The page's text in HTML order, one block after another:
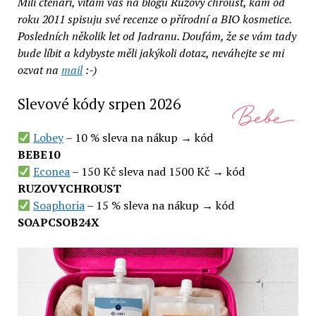
roku 2011 spisuju své recenze opřírodní a BIO kosmetice.
Posledních několik let od Jadranu. Doufám, že se vám tady
bude líbit a kdybyste měli jakýkoli dotaz, neváhejte se mi
ozvat na mail:-)
Slevové kódy srpen 2026
Lobey– 10 % sleva na nákup → kód
BEBE10
Econea– 150 Kč sleva nad 1500 Kč → kód
RUZOVYCHROUST
Soaphoria– 15 % sleva na nákup → kód
SOAPCSOB24X